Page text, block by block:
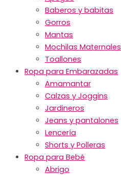
Baberos y babitas
Gorros
Mantas
Mochilas Maternales
Toallones
Ropa para Embarazadas
Amamantar
Calzas y Joggins
Jardineros
Jeans y pantalones
Lencería
Shorts y Polleras
Ropa para Bebé
Abrigo